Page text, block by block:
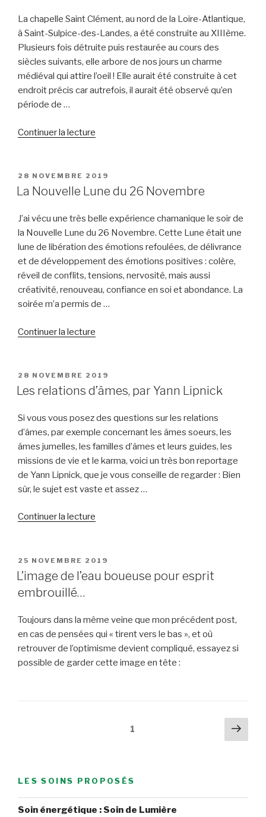
Lumière »
La chapelle Saint Clément, au nord de la Loire-Atlantique,
à Saint-Sulpice-des-Landes, a été construite au XIIIème.
Plusieurs fois détruite puis restaurée au cours des
siècles suivants, elle arbore de nos jours un charme
médiéval qui attire l’oeil ! Elle aurait été construite à cet
endroit précis car autrefois, il aurait été observé qu’en
période de …
Continuer la lecture
Saint
Clément
PUBLIÉ
LE
28 NOVEMBRE 2019
La Nouvelle Lune du 26 Novembre
J’ai vécu une très belle expérience chamanique le soir de
la Nouvelle Lune du 26 Novembre. Cette Lune était une
lune de libération des émotions refoulées, de délivrance
et de développement des émotions positives : colère,
réveil de conflits, tensions, nervosité, mais aussi
créativité, renouveau, confiance en soi et abondance. La
soirée m’a permis de …
Continuer la lecture
Lune
du
Novembre »
PUBLIÉ
LE
28 NOVEMBRE 2019
Les relations d’âmes, par Yann Lipnick
Si vous vous posez des questions sur les relations
d’âmes, par exemple concernant les âmes soeurs, les
âmes jumelles, les familles d’âmes et leurs guides, les
missions de vie et le karma, voici un très bon reportage
de Yann Lipnick, que je vous conseille de regarder : Bien
sûr, le sujet est vaste et assez …
Continuer la lecture
d’âmes,
par
PUBLIÉ
LE
25 NOVEMBRE 2019
L’image de l’eau boueuse pour esprit
embrouillé…
Toujours dans la même veine que mon précédent post,
en cas de pensées qui « tirent vers le bas », et où
retrouver de l’optimisme devient compliqué, essayez si
possible de garder cette image en tête :
1
LES SOINS PROPOSÉS
Soin énergétique : Soin de Lumière